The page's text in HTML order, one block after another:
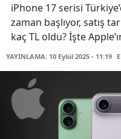
iPhone 17 serisi
zaman başlıyor, satış
kaç TL oldu? İşte
YAYINLAMA: 10 Eylül 2025 - 11:19